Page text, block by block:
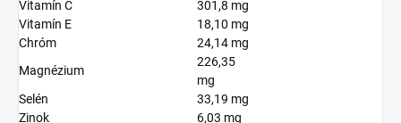
Vitamín C
301,8 mg
Vitamín E
18,10 mg
Chróm
24,14 mg
Magnézium
226,35
mg
Selén
33,19 mg
Zinok
6,03 mg